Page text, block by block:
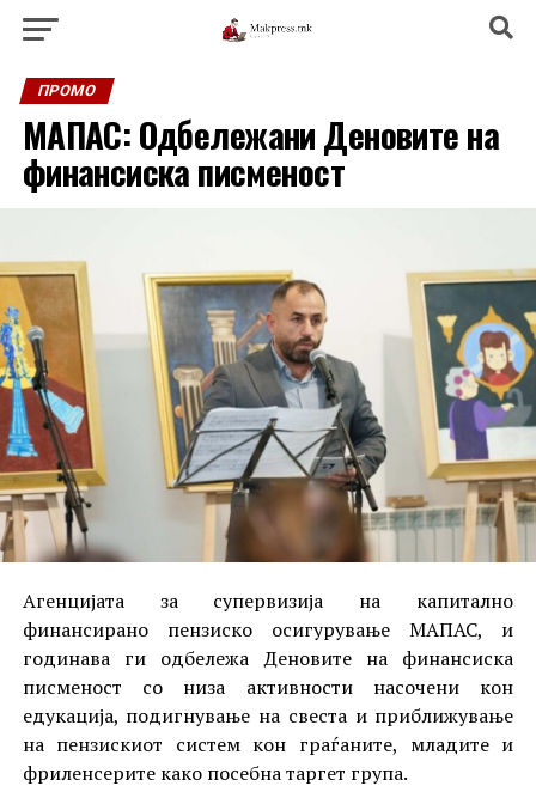
ПРОМО
МАПАС: Одбележани Деновите на
финансиска писменост
Агенцијата за супервизија на капитално
финансирано пензиско осигурување МАПАС, и
годинава ги одбележа Деновите на финансиска
писменост со низа активности насочени кон
едукација, подигнување на свеста и приближување
на пензискиот систем кон граѓаните, младите и
фриленсерите како посебна таргет група.